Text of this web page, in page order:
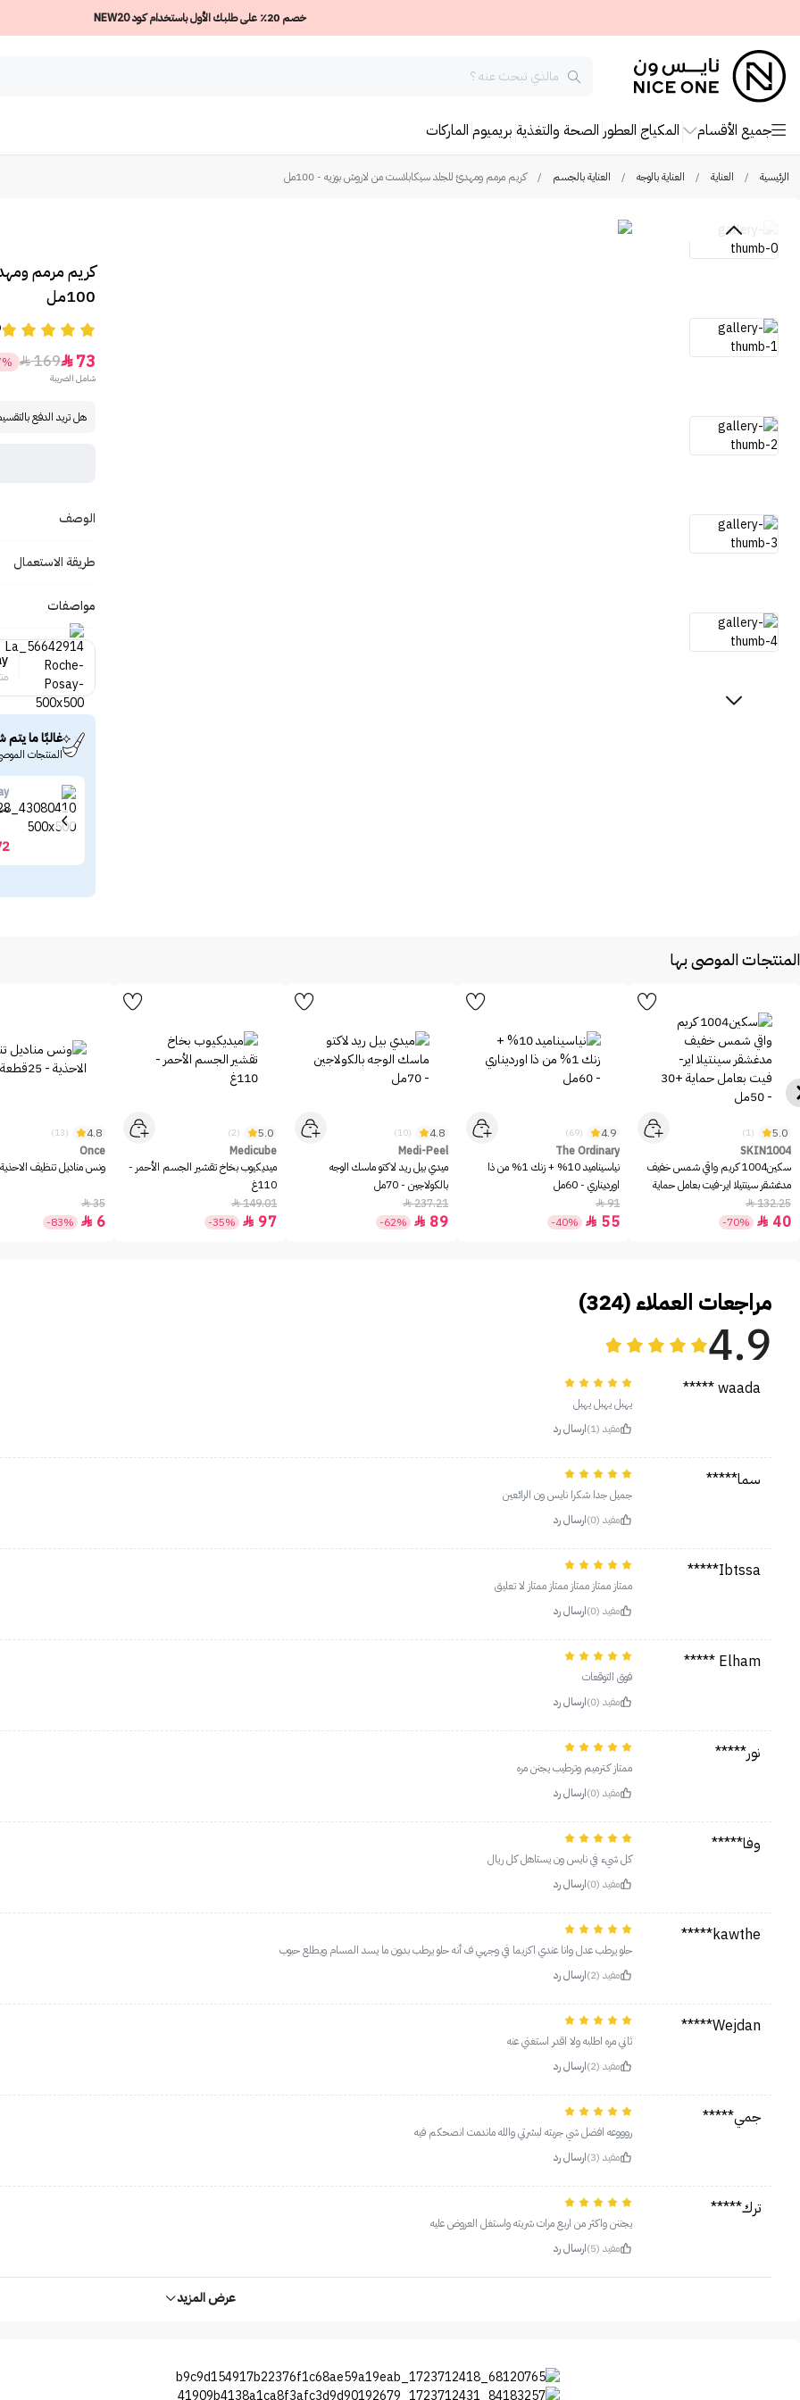
خصم 20٪ على طلبك الأول باستخدام كود NEW20
جميع الأقسام المكياج العطور الصحة والتغذية بريميوم الماركات
الرئيسية / العناية / العناية بالوجه / العناية بالجسم / كريم مرمم ومهدئ للجلد سيكابلاست من لاروش بوزيه - 100مل
كريم مرمم
100مل
73

169

شامل الضريبة
هل تريد الدفع
الوصف
طريقة الاستعمال
مواصفات
غالبًا ما يتم
المنتجات
سيروم
المنتجات الموصى بها
5.0
(1)
SKIN1004
سكين1004 كريم واقي شمس خفيف
مدغشقر سينتيلا اير-فيت بعامل حماية
+30 - 50مل
132.25

40

-70%
4.9
(69)
The Ordinary
نياسيناميد 10% + زنك 1% من ذا
اورديناري - 60مل
91

55

-40%
4.8
(10)
Medi-Peel
ميدي بيل ريد لاكتو ماسك الوجه
بالكولاجين - 70مل
237.21

89

-62%
5.0
(2)
Medicube
ميديكيوب بخاخ تقشير الجسم الأحمر -
110غ
149.01

97

-35%
4.8
(13)
Once
ونس مناديل تنظيف الاحذية -
35

6

-83%
مراجعات العملاء (324)
4.9
waada *****
يهبل يهبل يهبل
مفيد (1)
ارسال رد
سما*****
جميل جدا شكرا نايس ون الرائعين
مفيد (0)
ارسال رد
Ibtssa*****
‏ممتاز ممتاز ممتاز ممتاز ممتاز لا تعليق
مفيد (0)
ارسال رد
Elham *****
فوق التوقعات
مفيد (0)
ارسال رد
نور*****
ممتاز كـترميم وترطيب يجنن مره
مفيد (0)
ارسال رد
وفا*****
كل شيء في نايس ون يستاهل كل ريال
مفيد (0)
ارسال رد
kawthe*****
حلو يرطب عدل وانا عندي اكزيما في وجهي ف أنه حلو يرطب بدون ما يسد المسام ويطلع حبوب
مفيد (2)
ارسال رد
Wejdan*****
ثاني مره اطلبه ولا اقدر استغني عنه
مفيد (2)
ارسال رد
جمي*****
روووعه افضل شي جربته لبشرتي والله ماندمت انصحكم فيه
مفيد (3)
ارسال رد
ترك*****
يجننن واكثر من اربع مرات شريته واستغل العروض عليه
مفيد (5)
ارسال رد
عرض المزيد